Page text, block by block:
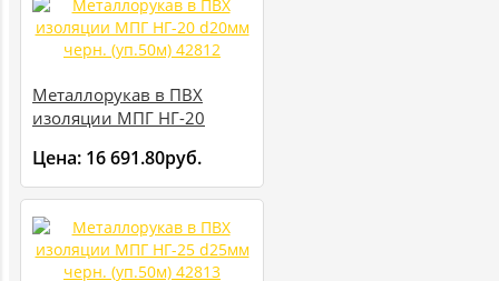
Металлорукав в ПВХ
изоляции МПГ НГ-20
42812
Цена: 16 691.80руб.